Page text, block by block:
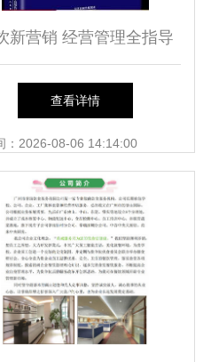
新营销 经营管理全指导
焦餐饮企业转型与管理
服务升级
查看详情
：2026-08-06 14:14:00